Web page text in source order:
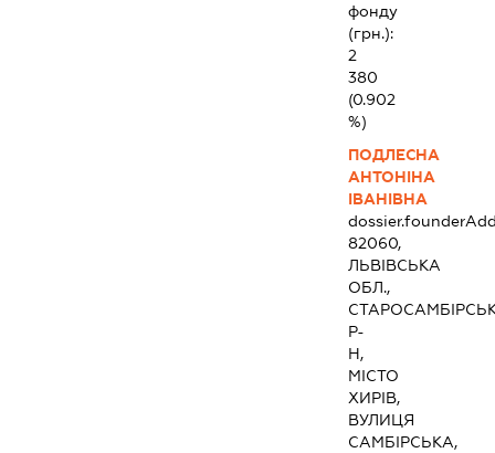
фонду
(грн.):
2
380
(0.902
%)
ПОДЛЕСНА
АНТОНІНА
ІВАНІВНА
82060,
ЛЬВІВСЬКА
ОБЛ.,
Р-
Н,
МІСТО
ХИРІВ,
ВУЛИЦЯ
САМБІРСЬКА,